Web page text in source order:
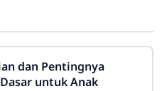
dan Pentingnya
untuk Anak